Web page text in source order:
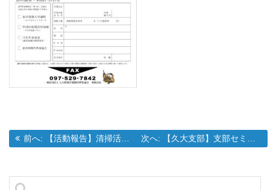
ナ
前へ: 過去の投稿:
【活動報告】清掃活動のご報告 次へ: 次の投稿:
【久大支部】支部セミナー・新年会開催のご案内
検